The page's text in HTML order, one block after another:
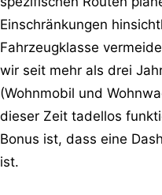
Einschränkungen
Fahrzeugklasse
wir seit mehr als drei
(Wohnmobil und
dieser Zeit tadellos
Bonus ist, dass eine
ist.